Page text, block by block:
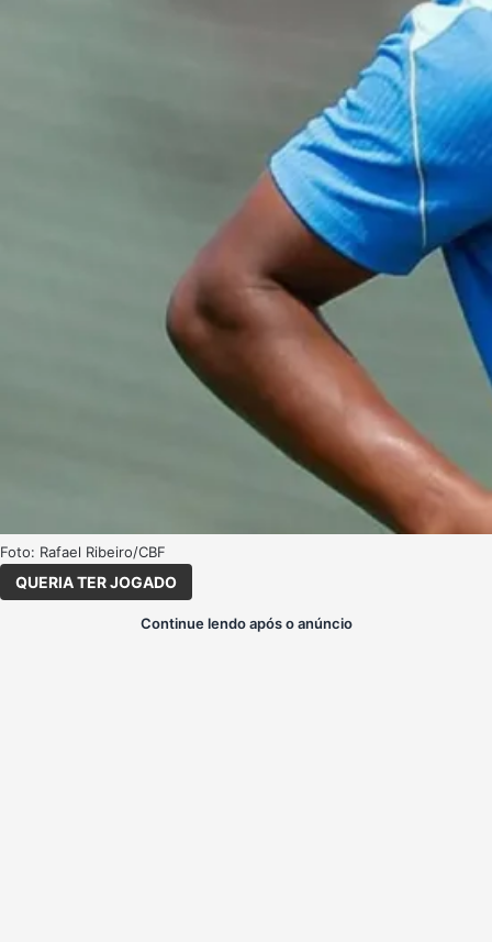
Foto: Rafael Ribeiro/CBF
QUERIA TER JOGADO
Continue lendo após o anúncio